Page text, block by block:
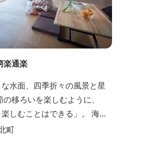
楽通楽
水面、四季折々の風景と星
移ろいを楽しむように、
しむことはできる」。 海と
矢口浦の貸別荘【窮楽通
町